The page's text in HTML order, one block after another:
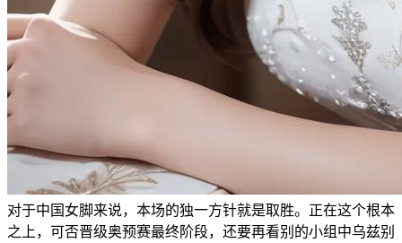
对于中国女脚来说，本场的独一方针就是取胜。正在这个根本
之上，可否晋级奥预赛最终阶段，还要再看别的小组中乌兹别